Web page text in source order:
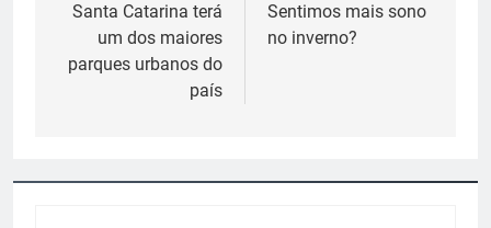
de
Post
Santa Catarina terá
um dos maiores
parques urbanos do
país
Sentimos mais sono
no inverno?